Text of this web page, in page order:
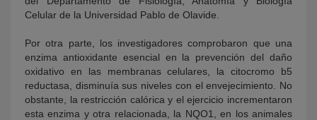
Celular de la Universidad Pablo de Olavide.
Por otra parte, los investigadores comprobaron que una
enzima antioxidante esencial en la prevención del daño
oxidativo en las membranas celulares, la citocromo b5
reductasa, disminuía sus niveles con el envejecimiento. No
obstante, la restricción calórica y el ejercicio incrementaron
esta enzima y otra relacionada, la NQO1, en los animales